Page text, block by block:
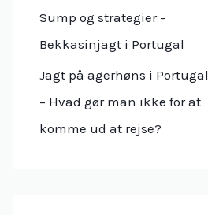
Sump og strategier –
Bekkasinjagt i Portugal
Jagt på agerhøns i Portugal
– Hvad gør man ikke for at
komme ud at rejse?